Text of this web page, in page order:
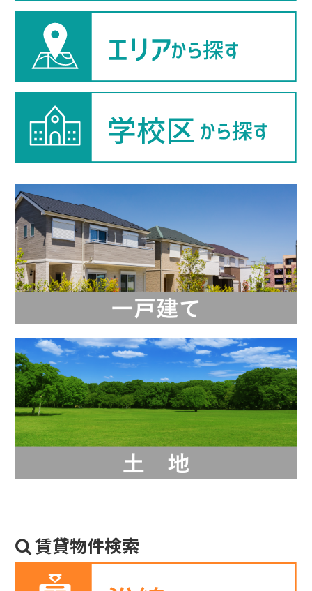
賃貸物件検索